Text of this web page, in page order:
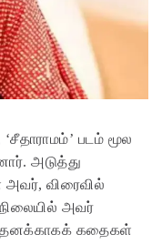
படம் மூல
அடுத்து
அவர், விரைவில்
அவர்
தனக்காகக் கதைகள்